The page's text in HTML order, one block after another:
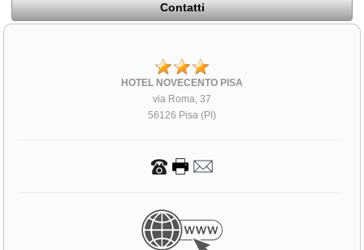
Contatti
HOTEL NOVECENTO PISA
via Roma, 37
56126 Pisa (PI)